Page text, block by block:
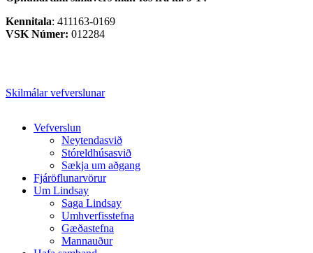
Kennitala: 411163-0169
VSK Númer: 012284
Skilmálar vefverslunar
Close
Vefverslun
Neytendasvið
Stóreldhúsasvið
Sækja um aðgang
Fjáröflunarvörur
Um Lindsay
Saga Lindsay
Umhverfisstefna
Gæðastefna
Mannauður